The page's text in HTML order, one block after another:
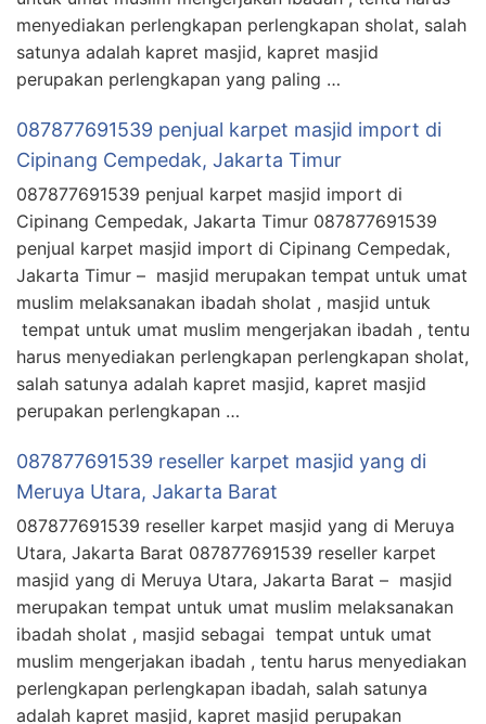
menyediakan perlengkapan perlengkapan sholat, salah
satunya adalah kapret masjid, kapret masjid
perupakan perlengkapan yang paling …
087877691539 penjual karpet masjid import di
Cipinang Cempedak, Jakarta Timur
087877691539 penjual karpet masjid import di
Cipinang Cempedak, Jakarta Timur 087877691539
penjual karpet masjid import di Cipinang Cempedak,
Jakarta Timur – masjid merupakan tempat untuk umat
muslim melaksanakan ibadah sholat , masjid untuk
tempat untuk umat muslim mengerjakan ibadah , tentu
harus menyediakan perlengkapan perlengkapan sholat,
salah satunya adalah kapret masjid, kapret masjid
perupakan perlengkapan …
087877691539 reseller karpet masjid yang di
Meruya Utara, Jakarta Barat
087877691539 reseller karpet masjid yang di Meruya
Utara, Jakarta Barat 087877691539 reseller karpet
masjid yang di Meruya Utara, Jakarta Barat – masjid
merupakan tempat untuk umat muslim melaksanakan
ibadah sholat , masjid sebagai tempat untuk umat
muslim mengerjakan ibadah , tentu harus menyediakan
perlengkapan perlengkapan ibadah, salah satunya
adalah kapret masjid, kapret masjid perupakan